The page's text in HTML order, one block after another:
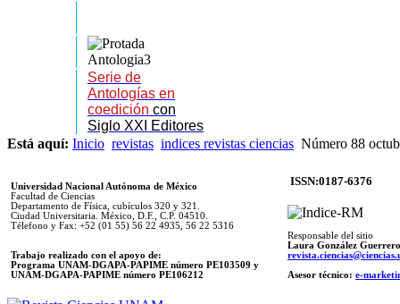
Serie de
Antologías en
coedición con
Siglo XXI Editores
Está aquí: Inicio revistas indices revistas ciencias Número 88
Universidad Nacional Autónoma de México
Facultad de Ciencias
Departamento de Física, cubículos 320 y 321.
Ciudad Universitaria. México, D.F., C.P. 04510.
Télefono y Fax: +52 (01 55) 56 22 4935, 56 22 5316
Trabajo realizado con el apoyo de:
Programa UNAM-DGAPA-PAPIME número PE103509 y
UNAM-DGAPA-PAPIME número PE106212
ISSN:0187-6376
Responsable del sitio
Laura González Guerrero
Asesor técnico: e-